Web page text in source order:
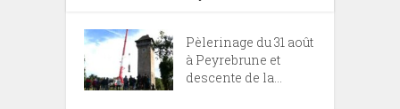
Pèlerinage du 31 août
à Peyrebrune et
descente de la...